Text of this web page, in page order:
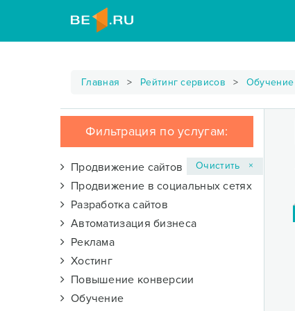
Главная Рейтинг сервисов Обучение
Фильтрация по услугам:
Продвижение сайтов
Продвижение в социальных сетях
Разработка сайтов
Автоматизация бизнеса
Реклама
Хостинг
Повышение конверсии
Обучение
Очистить ×